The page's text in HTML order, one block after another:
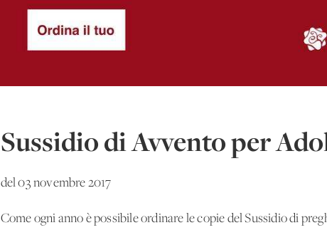
Sussidio di Avvento per
del 03 novembre 2017
Come ogni anno è possibile ordinare le copie del Sussidio di